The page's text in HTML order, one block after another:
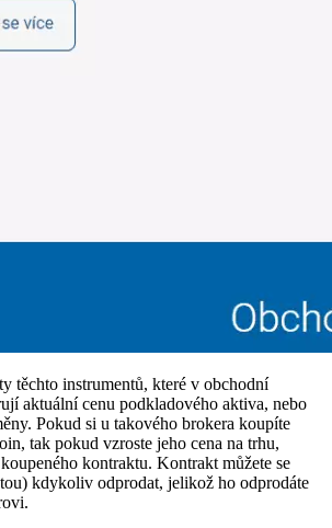
těchto instrumentů, které v obchodní
aktuální cenu podkladového aktiva, nebo
Pokud si u takového brokera koupíte
tak pokud vzroste jeho cena na trhu,
kontraktu. Kontrakt můžete se
kdykoliv odprodat, jelikož ho odprodáte